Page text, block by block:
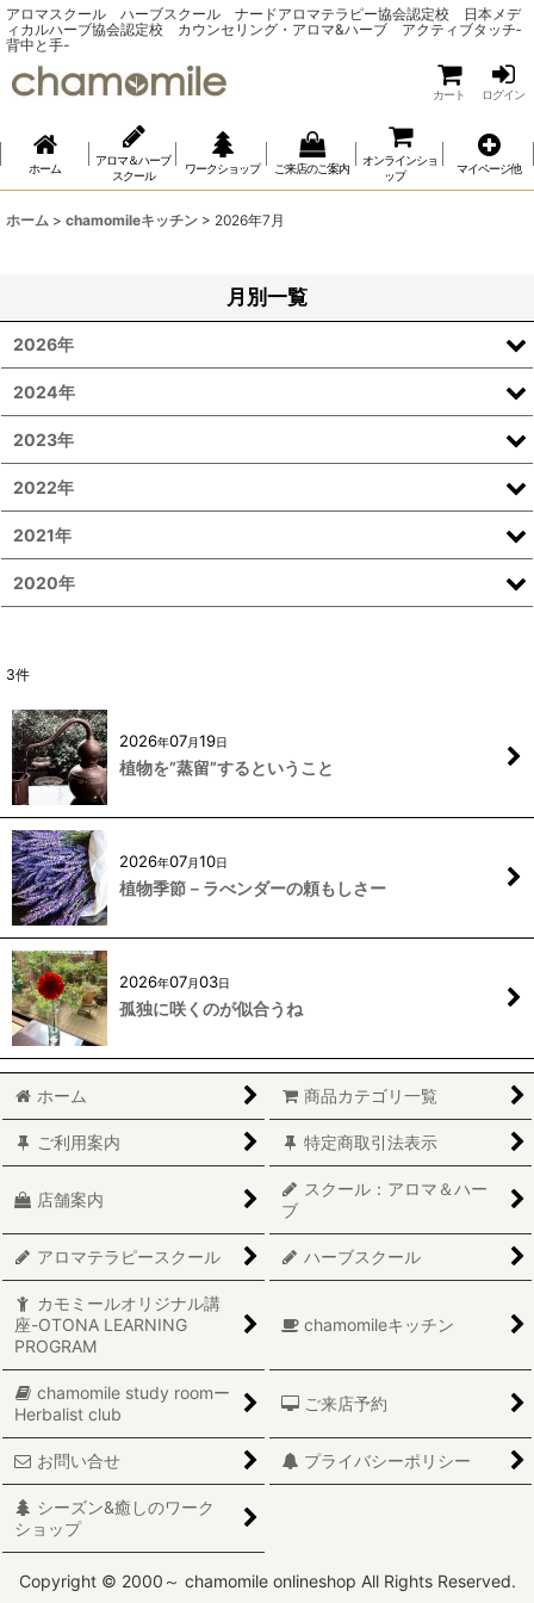
アロマスクール ハーブスクール ナードアロマテラピー協会認定校 日本メデ
ィカルハーブ協会認定校 カウンセリング・アロマ&ハーブ アクティブタッチ‐
背中と手-
カート ログイン
ホーム
アロマ＆ハーブ
スクール
ワークショップ ご来店のご案内
オンラインショ
ップ
マイページ他
ホーム > chamomileキッチン > 2026年7月
3件
2026年07月19日
植物を”蒸留”するということ
2026年07月10日
植物季節－ラべンダーの頼もしさー
2026年07月03日
孤独に咲くのが似合うね
月別一覧
2026年
2024年
2023年
2022年
2021年
2020年
ホーム 商品カテゴリ一覧
ご利用案内 特定商取引法表示
店舗案内
スクール：アロマ＆ハー
ブ
アロマテラピースクール ハーブスクール
カモミールオリジナル講
座-OTONA LEARNING
PROGRAM
chamomileキッチン
chamomile study roomー
Herbalist club
ご来店予約
お問い合せ プライバシーポリシー
シーズン&癒しのワーク
ショップ
Copyright © 2000～ chamomile onlineshop All Rights Reserved.